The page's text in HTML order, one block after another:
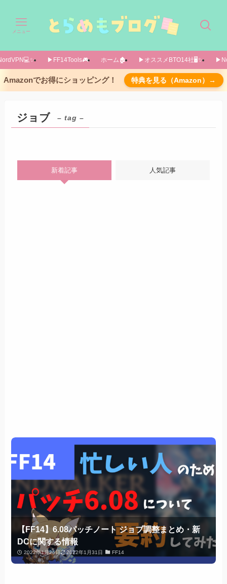
メニュー
▶FF14Tools🎮️ ホーム🏚️ ▶オススメBTO14社🖥️✨️
Amazonでお得にショッピング！ 特典を見る（Amazon）→
ジョブ – tag –
新着記事 人気記事
【FF14】6.08パッチノート ジョブ調整まとめ・新
DCに関する情報
2022年1月25日 2022年1月31日 FF14